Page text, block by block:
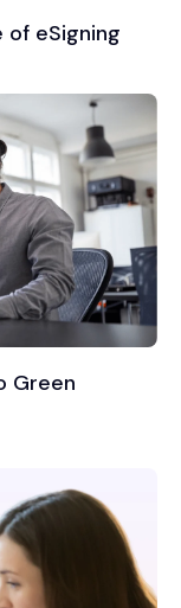
of eSigning
Green